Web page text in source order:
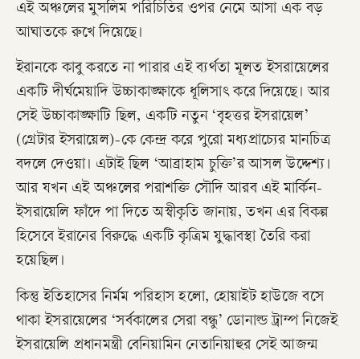
এই অঞ্চলের মুসলিম পরিচিতির ওপর নেমে আসা এক বড়
আঘাতকে রুখে দিয়েছে।
ইরানকে কাবু করতে না পারার এই ব্যর্থতা মূলত ইসরায়েলের
একটি দীর্ঘমেয়াদি উচ্চাকাঙ্ক্ষাকে ধূলিসাৎ করে দিয়েছে। আর
সেই উচ্চাকাঙ্ক্ষাটি ছিল, একটি নতুন ‘বৃহত্তর ইসরায়েল’
(গ্রেটার ইসরায়েল)-কে কেন্দ্র করে পুরো মধ্যপ্রাচ্যের মানচিত্র
বদলে দেওয়া। এটাই ছিল ‘আব্রাহাম চুক্তি’র আসল উদ্দেশ্য।
আর যখন এই অঞ্চলের পরাশক্তি সৌদি আরব এই মার্কিন-
ইসরায়েলি ফাঁদে পা দিতে অস্বীকৃতি জানায়, তখন এর বিকল্প
হিসেবে ইরানের বিরুদ্ধে একটি কৃত্রিম যুদ্ধাবস্থা তৈরি করা
হয়েছিল।
কিন্তু ইতিহাসের নির্মম পরিহাস হলো, হোয়াইট হাউজে বসে
থাকা ইসরায়েলের ‘সর্বকালের সেরা বন্ধু’ ডোনাল্ড ট্রাম্প নিজেই
ইসরায়েলি প্রধানমন্ত্রী বেনিয়ামিন নেতানিয়াহুর সেই আজন্ম